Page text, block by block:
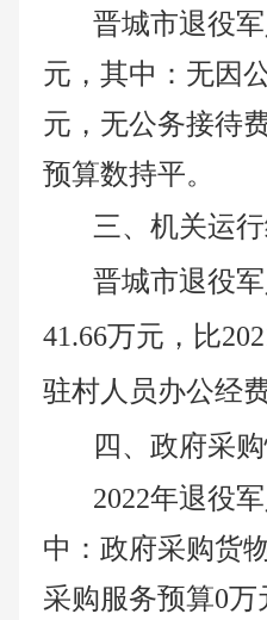
晋城市退役
元，其中：无因
元， 无公务接待费
预算数持平。
三、机关运
晋城市退役军
41.66万元，比
驻村人员办公经费
四、政府采
2022年退役军
中：政府采购货
采购服务预算0万